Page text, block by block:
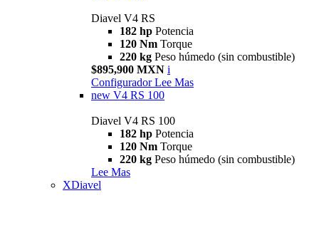
Diavel V4 RS
182 hp Potencia
120 Nm Torque
220 kg Peso húmedo (sin combustible)
$895,900 MXN i
Configurador Lee Mas
new V4 RS 100
Diavel V4 RS 100
182 hp Potencia
120 Nm Torque
220 kg Peso húmedo (sin combustible)
Lee Mas
XDiavel